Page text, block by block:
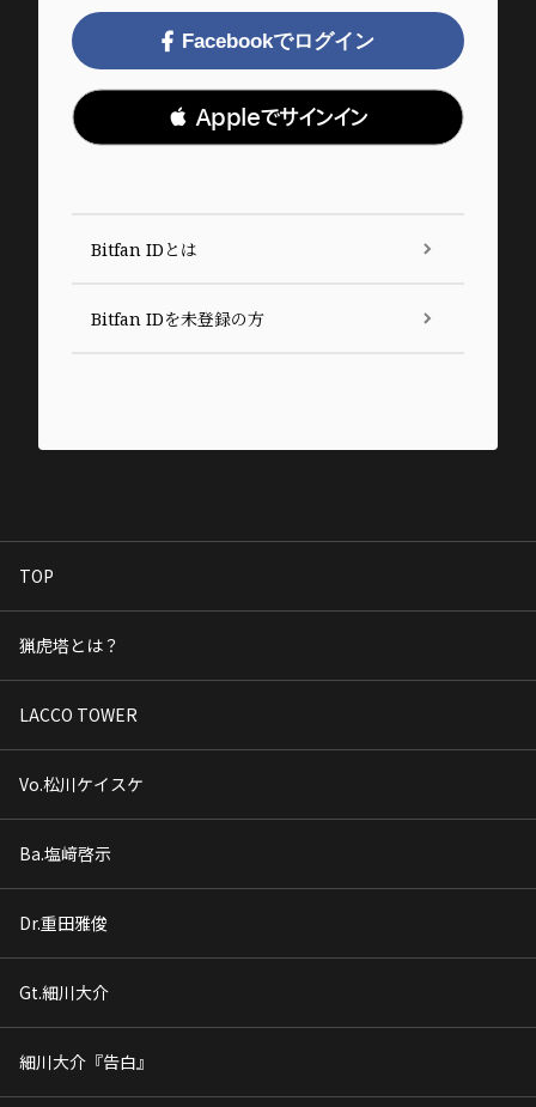
Facebookでログイン
 Appleでサインイン
Bitfan IDとは
Bitfan IDを未登録の方
TOP
猟虎塔とは？
LACCO TOWER
Vo.松川ケイスケ
Ba.塩﨑啓示
Dr.重田雅俊
Gt.細川大介
細川大介『告白』